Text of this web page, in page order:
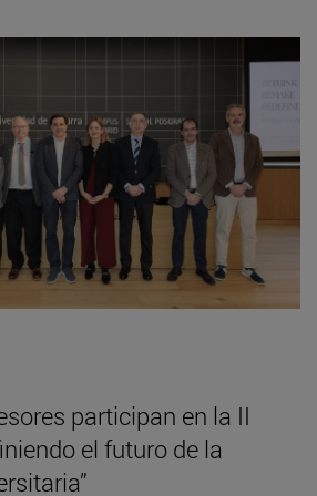
participan en la II
el futuro de la